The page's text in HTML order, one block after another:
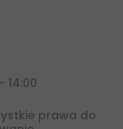
14:00
prawa do